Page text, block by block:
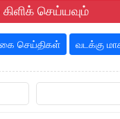
செய்யவும்
செய்திகள் வடக்கு